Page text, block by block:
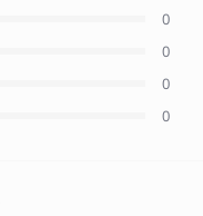
0
0
0
0